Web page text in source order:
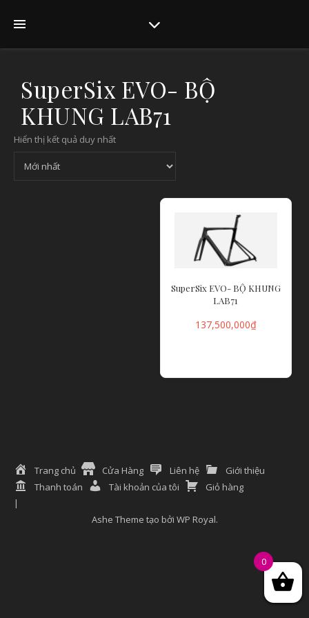
SuperSix EVO- BỘ
KHUNG LAB71
Hiển thị kết quả duy nhất
SuperSix EVO- BỘ KHUNG
LAB71
137,500,000₫
Trang chủ Cửa Hàng Liên hệ
Giới thiệu
Thanh toán
Tài khoản của tôi Giỏ hàng
Ashe Theme tạo bởi WP Royal.
0